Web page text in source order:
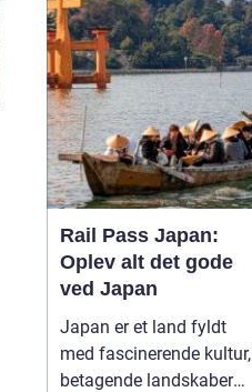
vigtig som billet og pas.
Med en gennemarbejdet
forsikring kan du
undgå...
Rail Pass Japan:
Oplev alt det gode
ved Japan
Japan er et land fyldt
med fascinerende kultur,
betagende landskaber